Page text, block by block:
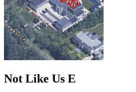
Not Like Us E